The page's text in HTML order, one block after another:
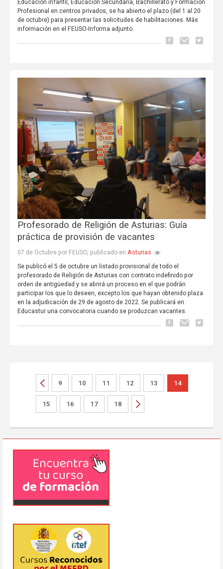
Educación infantil, Educación Secundaria, Bachillerato y Formación
Profesional en centros privados, se ha abierto el plazo (del 1 al 20
de octubre) para presentar las solicitudes de habilitaciones. Más
información en el FEUSO-Informa adjunto.
Profesorado de Religión de Asturias: Guía
práctica de provisión de vacantes
07 de Octubre por FEUSO, publicado en Asturias
Se publicó el 5 de octubre un listado provisional de todo el
profesorado de Religión de Asturias con contrato indefinido por
orden de antigüedad y se abrirá un proceso en el que podrán
participar los que lo deseen, excepto los que hayan obtenido plaza
en la adjudicación de 29 de agosto de 2022. Se publicará en
Educastur una convocatoria cuando se produzcan vacantes.
9 10 11 12 13 14
15 16 17 18